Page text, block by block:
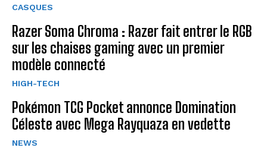
CASQUES
Razer Soma Chroma : Razer fait entrer le RGB
sur les chaises gaming avec un premier
modèle connecté
HIGH-TECH
Pokémon TCG Pocket annonce Domination
Céleste avec Mega Rayquaza en vedette
NEWS